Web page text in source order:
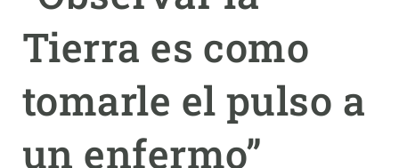
Tierra es como
tomarle el pulso a
un enfermo”
menu
INVESTIGACIÓN
CIENCIA EN ACCIÓN
ÚNETE A NOSOTROS